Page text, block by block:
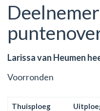
Deelnemer
Larissa van Heumen
Voorronden
Thuisploeg